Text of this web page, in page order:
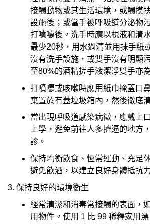
接觸動物或其生活環境，或觸摸
設施後；或當手被呼吸道分泌物
打噴嚏後。洗手時應以梘液和清
最少20秒，用水過清並用抹手紙
沒有洗手設施，或雙手沒有明顯
至80%的酒精搓手液潔淨雙手亦
打噴嚏或咳嗽時應用紙巾掩蓋口
棄置於有蓋垃圾箱內，然後徹底
當出現呼吸道感染病徵，應戴上
上學，避免前往人多擠逼的地方
診。
保持均衡飲食、恆常運動、充足
避免飲酒，以建立良好身體抵抗
3. 保持良好的環境衞生
經常清潔和消毒常接觸的表面，
用物件。使用 1 比 99 稀釋家用